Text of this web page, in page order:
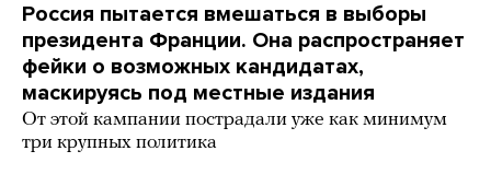
Россия пытается вмешаться в выборы
президента Франции. Она распространяет
фейки о возможных кандидатах,
маскируясь под местные издания
От этой кампании пострадали уже как минимум
три крупных политика